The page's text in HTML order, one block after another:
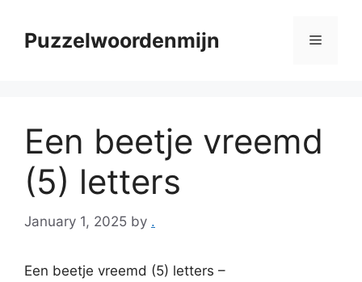
contentPuzzelwoordenmijn Menu
Een beetje vreemd
(5) letters
January 1, 2025 by .
Een beetje vreemd (5) letters –